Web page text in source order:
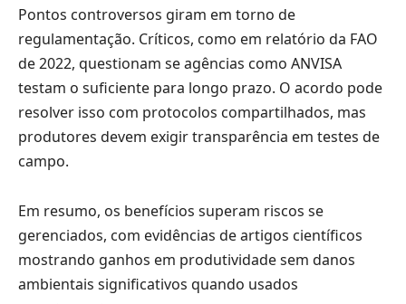
Pontos controversos giram em torno de
regulamentação. Críticos, como em relatório da FAO
de 2022, questionam se agências como ANVISA
testam o suficiente para longo prazo. O acordo pode
resolver isso com protocolos compartilhados, mas
produtores devem exigir transparência em testes de
campo.
Em resumo, os benefícios superam riscos se
gerenciados, com evidências de artigos científicos
mostrando ganhos em produtividade sem danos
ambientais significativos quando usados